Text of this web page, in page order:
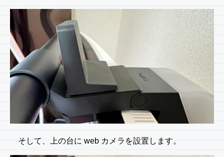
そして、上の台に web カメラを設置します。